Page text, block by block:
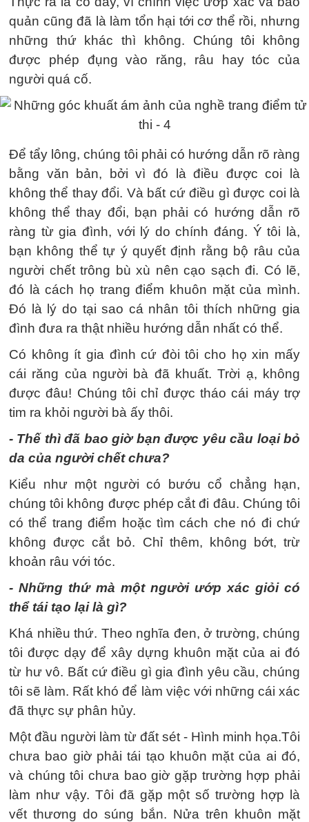
quản cũng đã là làm tổn hại tới cơ thể rồi, nhưng
những thứ khác thì không. Chúng tôi không
được phép đụng vào răng, râu hay tóc của
người quá cố.
Để tẩy lông, chúng tôi phải có hướng dẫn rõ ràng
bằng văn bản, bởi vì đó là điều được coi là
không thể thay đổi. Và bất cứ điều gì được coi là
không thể thay đổi, bạn phải có hướng dẫn rõ
ràng từ gia đình, với lý do chính đáng. Ý tôi là,
bạn không thể tự ý quyết định rằng bộ râu của
người chết trông bù xù nên cạo sạch đi. Có lẽ,
đó là cách họ trang điểm khuôn mặt của mình.
Đó là lý do tại sao cá nhân tôi thích những gia
đình đưa ra thật nhiều hướng dẫn nhất có thể.
Có không ít gia đình cứ đòi tôi cho họ xin mấy
cái răng của người bà đã khuất. Trời ạ, không
được đâu! Chúng tôi chỉ được tháo cái máy trợ
tim ra khỏi người bà ấy thôi.
- Thế thì đã bao giờ bạn được yêu cầu loại bỏ
da của người chết chưa?
Kiểu như một người có bướu cổ chẳng hạn,
chúng tôi không được phép cắt đi đâu. Chúng tôi
có thể trang điểm hoặc tìm cách che nó đi chứ
không được cắt bỏ. Chỉ thêm, không bớt, trừ
khoản râu với tóc.
- Những thứ mà một người ướp xác giỏi có
thể tái tạo lại là gì?
Khá nhiều thứ. Theo nghĩa đen, ở trường, chúng
tôi được dạy để xây dựng khuôn mặt của ai đó
từ hư vô. Bất cứ điều gì gia đình yêu cầu, chúng
tôi sẽ làm. Rất khó để làm việc với những cái xác
đã thực sự phân hủy.
Một đầu người làm từ đất sét - Hình minh họa.Tôi
chưa bao giờ phải tái tạo khuôn mặt của ai đó,
và chúng tôi chưa bao giờ gặp trường hợp phải
làm như vậy. Tôi đã gặp một số trường hợp là
vết thương do súng bắn. Nửa trên khuôn mặt